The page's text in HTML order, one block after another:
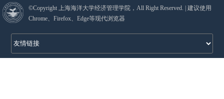
©Copyright 上海海洋大学经济管理学院，All Right Reserved. | 建议使用
Chrome、Firefox、Edge等现代浏览器